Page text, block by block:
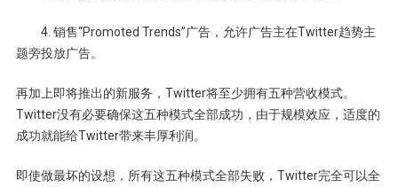
4. 销售“Promoted Trends”广告，允许广告主在Twitter趋势主
题旁投放广告。
再加上即将推出的新服务，Twitter将至少拥有五种营收模式。
Twitter没有必要确保这五种模式全部成功，由于规模效应，适度的
成功就能给Twitter带来丰厚利润。
即使做最坏的设想，所有这五种模式全部失败，Twitter完全可以全